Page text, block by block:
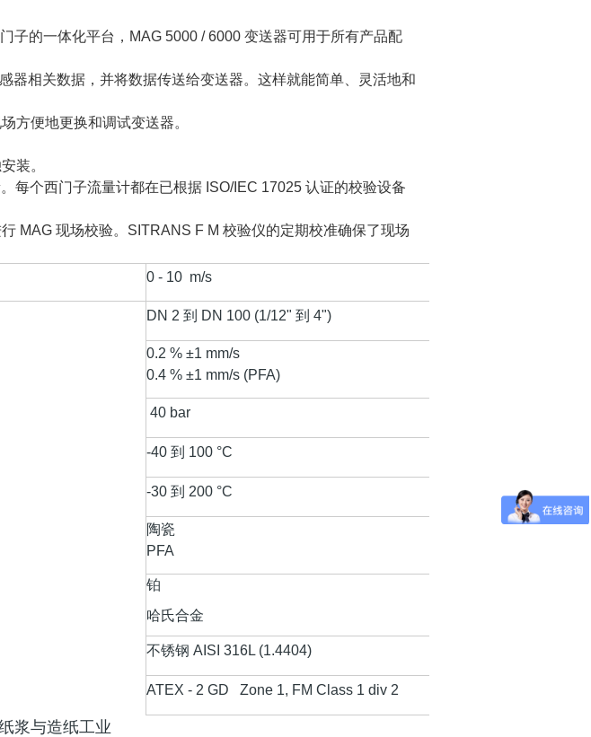
的一体化平台，MAG 5000 / 6000 变送器可用于所有产品配
相关数据，并将数据传送给变送器。这样就能简单、灵活地和
便地更换和调试变送器。
装。
个西门子流量计都在已根据 ISO/IEC 17025 认证的校验设备
MAG 现场校验。SITRANS F M 校验仪的定期校准确保了现场
0 - 10 m/s
DN 2 到 DN 100 (1/12" 到 4")
0.2 % ±1 mm/s
0.4 % ±1 mm/s (PFA)
40 bar
-40 到 100 °C
-30 到 200 °C
陶瓷
PFA
铂
哈氏合金
不锈钢 AISI 316L (1.4404)
ATEX - 2 GD Zone 1, FM Class 1 div 2
浆与造纸工业